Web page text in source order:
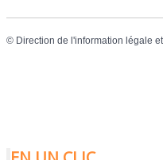
© Direction de l'information légale